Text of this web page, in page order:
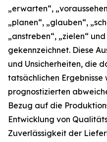
„erwarten“,
„planen“, „glauben“,
„anstreben“, „zielen“
gekennzeichnet. Diese
und Unsicherheiten, die
tatsächlichen Ergebnisse
prognostizierten
Bezug auf die
Entwicklung von
Zuverlässigkeit der